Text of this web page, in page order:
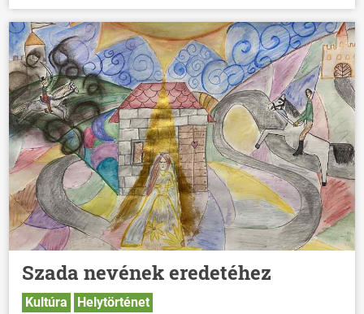
Szada nevének eredetéhez
Kultúra Helytörténet